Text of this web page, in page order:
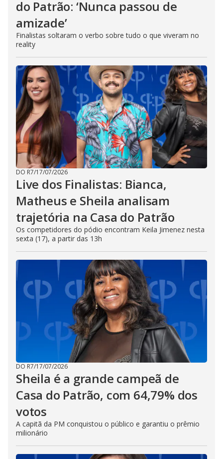
do Patrão: ‘Nunca passou de
amizade’
Finalistas soltaram o verbo sobre tudo o que viveram no
reality
DO R7/17/07/2026
Live dos Finalistas: Bianca,
Matheus e Sheila analisam
trajetória na Casa do Patrão
Os competidores do pódio encontram Keila Jimenez nesta
sexta (17), a partir das 13h
DO R7/17/07/2026
Sheila é a grande campeã de
Casa do Patrão, com 64,79% dos
votos
A capitã da PM conquistou o público e garantiu o prêmio
milionário